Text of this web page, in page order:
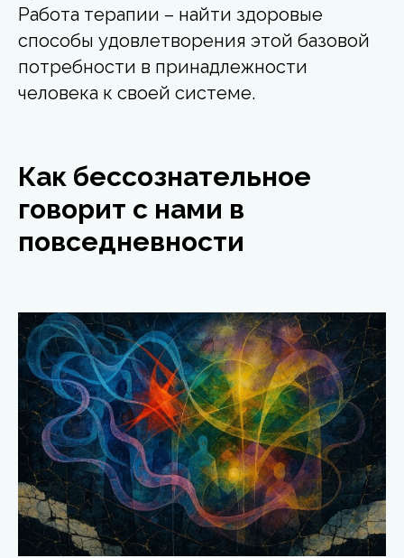
Работа терапии – найти здоровые
способы удовлетворения этой базовой
потребности в принадлежности
человека к своей системе.
Как бессознательное
говорит с нами в
повседневности